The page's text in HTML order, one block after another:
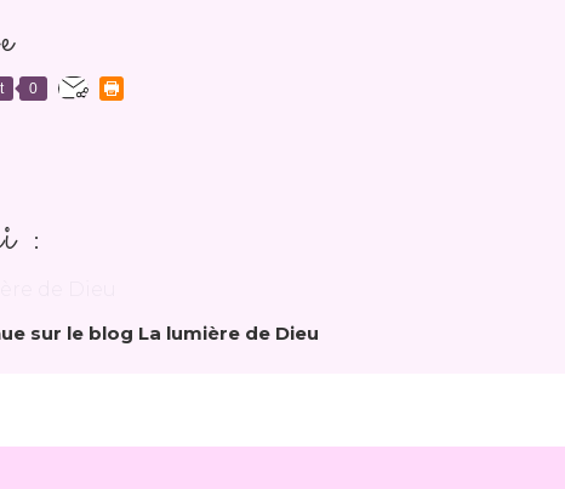
0
:
sur le blog La lumière de Dieu